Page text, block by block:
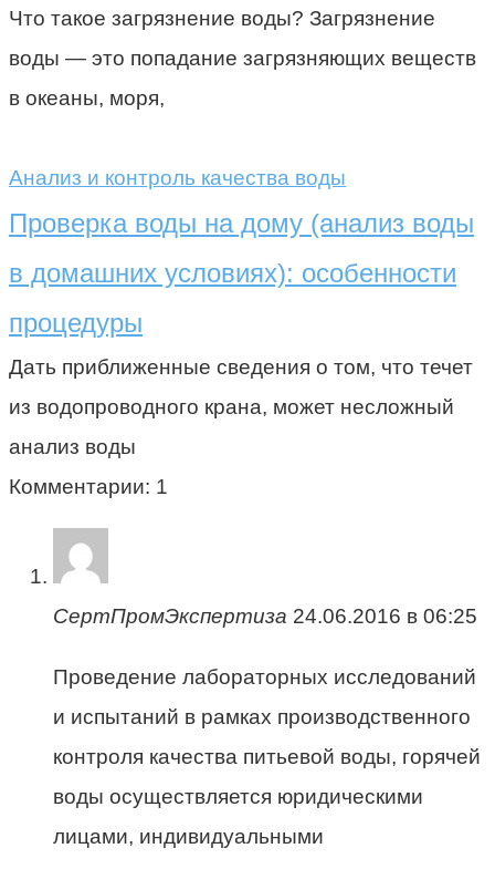
Что такое загрязнение воды? Загрязнение
воды — это попадание загрязняющих веществ
в океаны, моря,
Анализ и контроль качества воды
Проверка воды на дому (анализ воды
в домашних условиях): особенности
процедуры
Дать приближенные сведения о том, что течет
из водопроводного крана, может несложный
анализ воды
Комментарии: 1
СертПромЭкспертиза 24.06.2016 в 06:25
Проведение лабораторных исследований
и испытаний в рамках производственного
контроля качества питьевой воды, горячей
воды осуществляется юридическими
лицами, индивидуальными